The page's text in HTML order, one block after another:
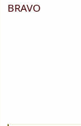
BRAVO